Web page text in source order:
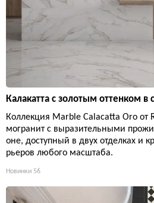
Калакатта с золотым оттенком
Коллекция Marble Calacatta Oro от
могранит с выразительными
оне, доступный в двух отделках и
рьеров любого масштаба.
Новинки 56